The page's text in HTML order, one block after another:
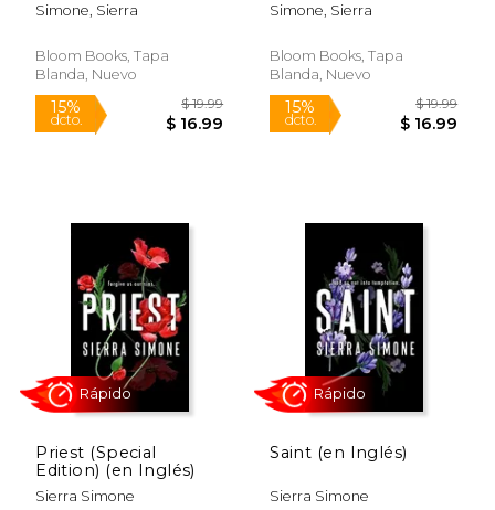
Simone, Sierra
Bloom Books, Tapa
Blanda, Nuevo
dcto.
Simone, Sierra
Bloom Books, Tapa
Blanda, Nuevo
15%
dcto.
Priest (Special
Edition) (en Inglés)
Sierra Simone
Saint (en Inglés)
Sierra Simone